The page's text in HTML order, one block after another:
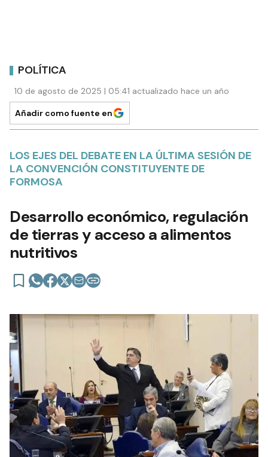
POLÍTICA
10 de agosto de 2025 | 05:41 actualizado hace un año
Añadir como fuente en
LOS EJES DEL DEBATE EN LA ÚLTIMA SESIÓN DE
LA CONVENCIÓN CONSTITUYENTE DE
FORMOSA
Desarrollo económico, regulación
de tierras y acceso a alimentos
nutritivos